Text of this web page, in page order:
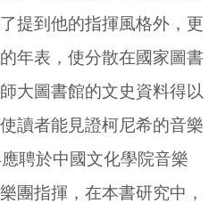
提到他的指揮風格外，更
年表，使分散在國家圖書
大圖書館的文史資料得以
讀者能見證柯尼希的音樂
聘於中國文化學院音樂
團指揮，在本書研究中，